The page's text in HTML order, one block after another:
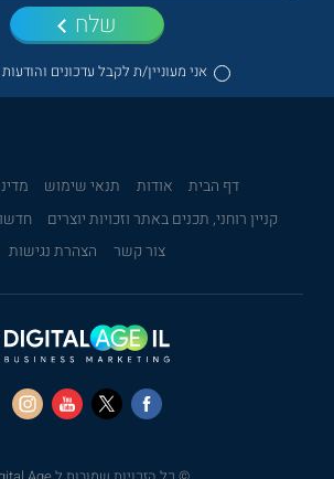
אני מעוניין/ת לקבל עדכונים
שלח
דף הבית אודות תנאי שימוש
קניין רוחני, תכנים באתר וזכויות יוצרים
צור קשר
הצהרת נגישות